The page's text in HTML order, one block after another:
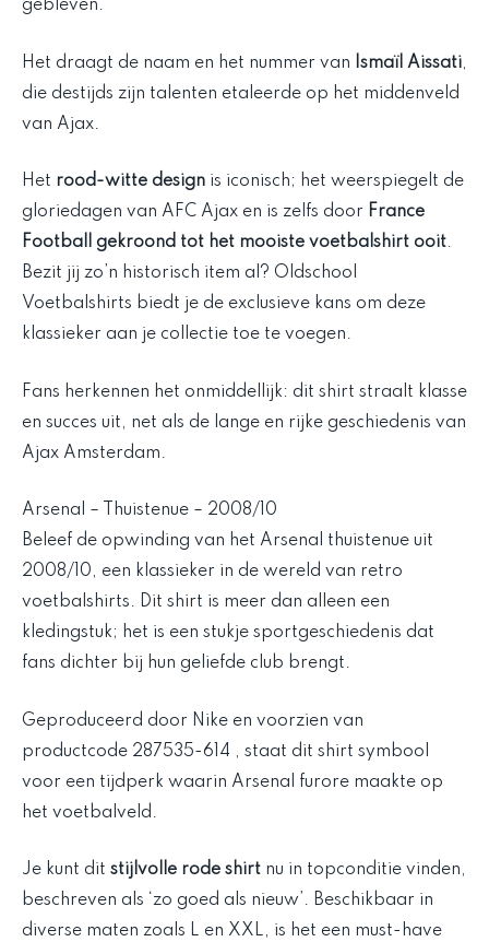
gebleven.
Het draagt de naam en het nummer van Ismaïl Aissati,
die destijds zijn talenten etaleerde op het middenveld
van Ajax.
Het rood-witte design is iconisch; het weerspiegelt de
gloriedagen van AFC Ajax en is zelfs door France
Football gekroond tot het mooiste voetbalshirt ooit.
Bezit jij zo’n historisch item al? Oldschool
Voetbalshirts biedt je de exclusieve kans om deze
klassieker aan je collectie toe te voegen.
Fans herkennen het onmiddellijk: dit shirt straalt klasse
en succes uit, net als de lange en rijke geschiedenis van
Ajax Amsterdam.
Arsenal – Thuistenue – 2008/10
Beleef de opwinding van het Arsenal thuistenue uit
2008/10, een klassieker in de wereld van retro
voetbalshirts. Dit shirt is meer dan alleen een
kledingstuk; het is een stukje sportgeschiedenis dat
fans dichter bij hun geliefde club brengt.
Geproduceerd door Nike en voorzien van
productcode 287535-614 , staat dit shirt symbool
voor een tijdperk waarin Arsenal furore maakte op
het voetbalveld.
Je kunt dit stijlvolle rode shirt nu in topconditie vinden,
beschreven als ‘zo goed als nieuw’. Beschikbaar in
diverse maten zoals L en XXL, is het een must-have